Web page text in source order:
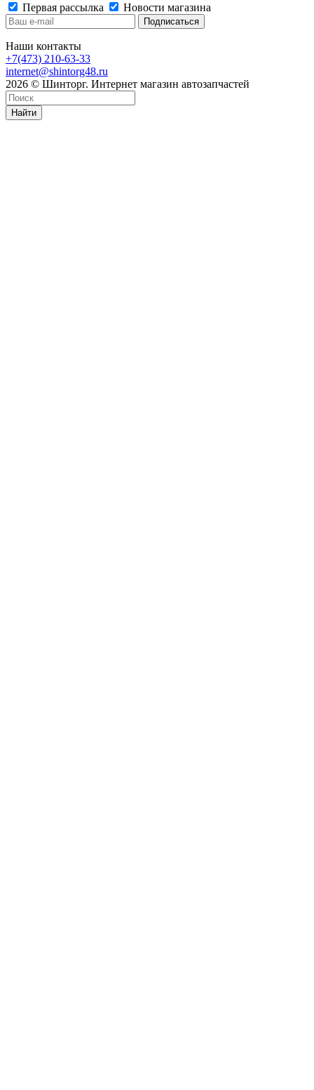
Первая рассылка
Новости магазина
Наши контакты
+7(473) 210-63-33
internet@shintorg48.ru
2026 © Шинторг. Интернет магазин автозапчастей
Найти